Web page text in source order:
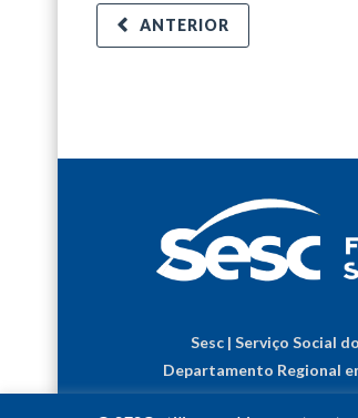
ANTERIOR
Sesc | Serviço Social
Departamento Regional